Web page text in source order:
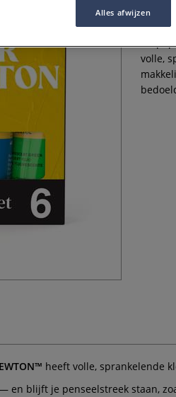
De
volle,
heeft volle, sprankelende
en blijft je penseelstreek staan,
Alles afwijzen